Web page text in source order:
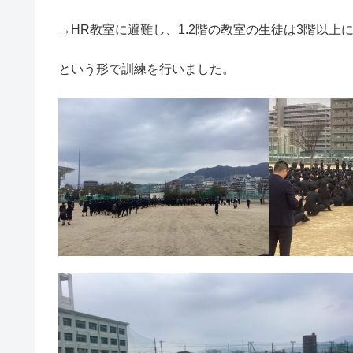
→HR教室に避難し、1.2階の教室の生徒は3階以上
という形で訓練を行いました。